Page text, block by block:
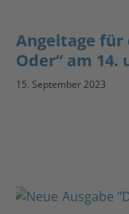
Angeltage für
Oder“ am 14.
15. September 2023